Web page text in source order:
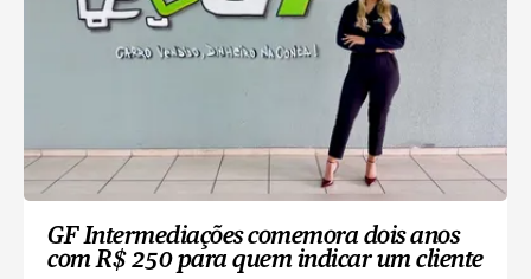
GF Intermediações comemora dois anos
com R$ 250 para quem indicar um cliente